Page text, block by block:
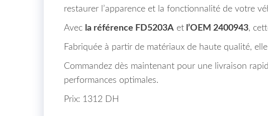
restaurer l’apparence et la fonctionnalité de votre
Avec la référence FD5203A et l’OEM 2400943,
Fabriquée à partir de matériaux de haute qualité,
Commandez dès maintenant pour une livraison
performances optimales.
Prix: 1312 DH